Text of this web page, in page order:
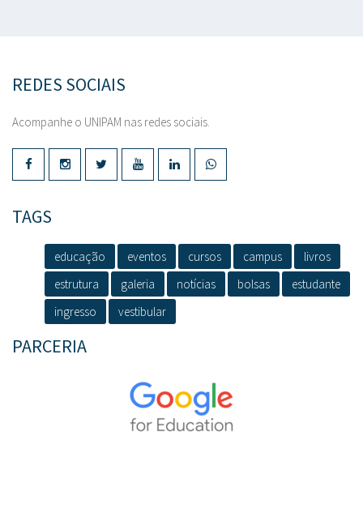
REDES SOCIAIS
Acompanhe o UNIPAM nas redes sociais.
TAGS
educação eventos cursos campus
livros
estrutura
galeria notícias bolsas
estudante
ingresso
vestibular
PARCERIA